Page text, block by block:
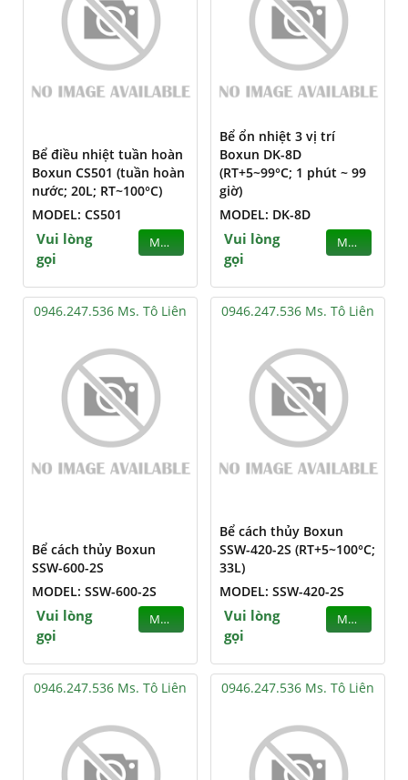
Bể điều nhiệt tuần hoàn
Boxun CS501 (tuần hoàn
nước; 20L; RT~100°C)
MODEL: CS501
Vui lòng
gọi
MUA
Bể ổn nhiệt 3 vị trí
Boxun DK-8D
(RT+5~99°C; 1 phút ~ 99
giờ)
MODEL: DK-8D
Vui lòng
gọi
MUA
0946.247.536 Ms. Tô Liên
Bể cách thủy Boxun
SSW-600-2S
MODEL: SSW-600-2S
Vui lòng
gọi
MUA
0946.247.536 Ms. Tô Liên
Bể cách thủy Boxun
SSW-420-2S (RT+5~100°C;
33L)
MODEL: SSW-420-2S
Vui lòng
gọi
MUA
0946.247.536 Ms. Tô Liên 0946.247.536 Ms. Tô Liên